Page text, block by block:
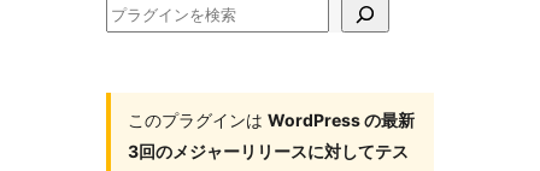
プ
このプラグインは WordPress の最新
3回のメジャーリリースに対してテス